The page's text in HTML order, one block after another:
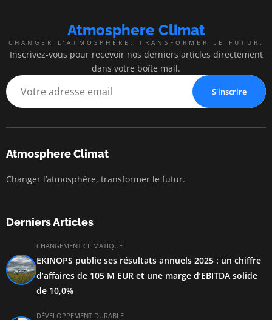
Atmosphere Climat
CHANGER L’ATMOSPHÈRE, TRANSFORMER LE FUTUR.
Inscrivez-vous pour recevoir nos derniers articles directement
dans votre boîte mail.
S'inscrire
Atmosphere Climat
Changer l’atmosphère, transformer le futur.
Derniers Articles
CHANGEMENT CLIMATIQUE
EKINOPS publie ses résultats annuels 2025 : un chiffre
d’affaires de 105 M EUR et une marge d’EBITDA solide
de 10,0%
DÉVELOPPEMENT DURABLE